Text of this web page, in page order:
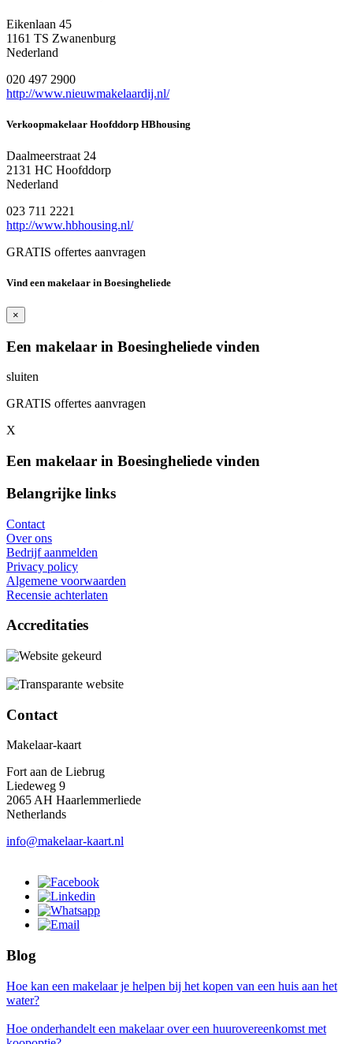
Eikenlaan 45
1161 TS Zwanenburg
Nederland
020 497 2900
http://www.nieuwmakelaardij.nl/
Verkoopmakelaar Hoofddorp HBhousing
Daalmeerstraat 24
2131 HC Hoofddorp
Nederland
023 711 2221
http://www.hbhousing.nl/
GRATIS offertes aanvragen
Vind een makelaar in Boesingheliede
×
Een makelaar in Boesingheliede vinden
sluiten
GRATIS offertes aanvragen
X
Een makelaar in Boesingheliede vinden
Belangrijke links
Contact
Over ons
Bedrijf aanmelden
Privacy policy
Algemene voorwaarden
Recensie achterlaten
Accreditaties
Contact
Makelaar-kaart
Fort aan de Liebrug
Liedeweg 9
2065 AH Haarlemmerliede
Netherlands
info@makelaar-kaart.nl
Blog
Hoe kan een makelaar je helpen bij het kopen van een huis aan het
water?
Hoe onderhandelt een makelaar over een huurovereenkomst met